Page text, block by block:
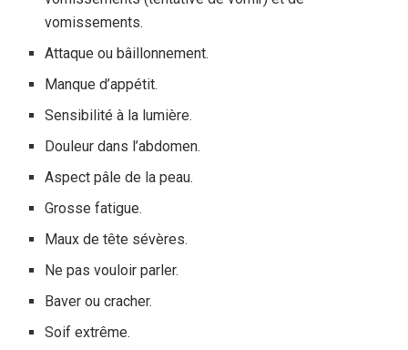
vomissements.
Attaque ou bâillonnement.
Manque d’appétit.
Sensibilité à la lumière.
Douleur dans l’abdomen.
Aspect pâle de la peau.
Grosse fatigue.
Maux de tête sévères.
Ne pas vouloir parler.
Baver ou cracher.
Soif extrême.